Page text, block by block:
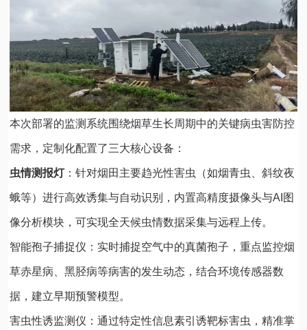
本次部署的监测系统围绕烟草生长周期中的关键病虫害防控
需求，定制化配置了三大核心设备：
虫情测报灯：针对烟田主要趋光性害虫（如烟青虫、斜纹夜
蛾等）进行高效诱集与自动识别，内置高精度摄像头与AI图
像分析模块，可实现全天候虫情数据采集与远程上传。
智能孢子捕捉仪：实时捕捉空气中的真菌孢子，重点监控烟
草赤星病、黑胫病等病害的发生动态，结合环境传感器数
据，建立早期预警模型。
害虫性诱监测仪：通过特定性信息素引诱靶标害虫，精准掌